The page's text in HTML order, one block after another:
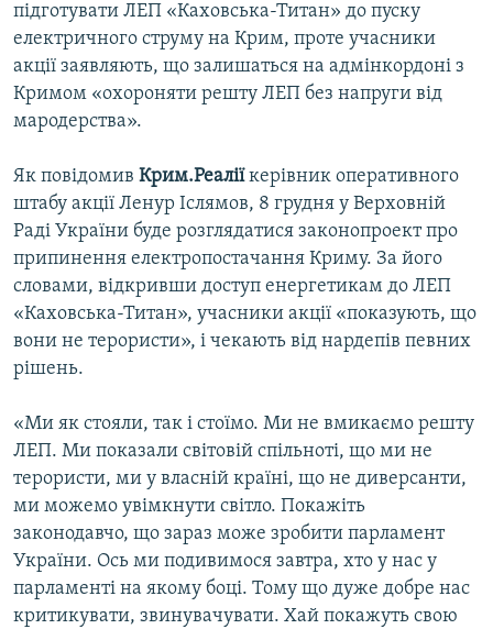
Усі сайти RFE/RL
підготувати ЛЕП «Каховська-Титан» до пуску
електричного струму на Крим, проте учасники
акції заявляють, що залишаться на адмінкордоні з
Кримом «охороняти решту ЛЕП без напруги від
мародерства».
Як повідомив Крим.Реаліїкерівник оперативного
штабу акції Ленур Іслямов, 8 грудня у Верховній
Раді України буде розглядатися законопроект про
припинення електропостачання Криму. За його
словами, відкривши доступ енергетикам до ЛЕП
«Каховська-Титан», учасники акції «показують, що
вони не терористи», і чекають від нардепів певних
рішень.
«Ми як стояли, так і стоїмо. Ми не вмикаємо решту
ЛЕП. Ми показали світовій спільноті, що ми не
терористи, ми у власній країні, що не диверсанти,
ми можемо увімкнути світло. Покажіть
законодавчо, що зараз може зробити парламент
України. Ось ми подивимося завтра, хто у нас у
парламенті на якому боці. Тому що дуже добре нас
критикувати, звинувачувати. Хай покажуть свою